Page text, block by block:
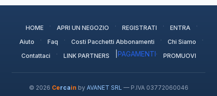
HOME · APRI UN NEGOZIO · REGISTRATI · ENTRA ·
Aiuto · Faq · Costi Pacchetti Abbonamenti · Chi Siamo ·
Contattaci · LINK PARTNERS PAGAMENTI· PROMUOVI
© 2026 Cercain by AVANET SRL — P.IVA 03772060046